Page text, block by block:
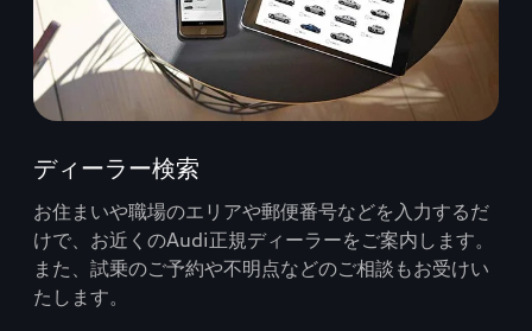
ディーラー検索
お住まいや職場のエリアや郵便番号などを入力するだ
けで、お近くのAudi正規ディーラーをご案内します。
また、試乗のご予約や不明点などのご相談もお受けい
たします。